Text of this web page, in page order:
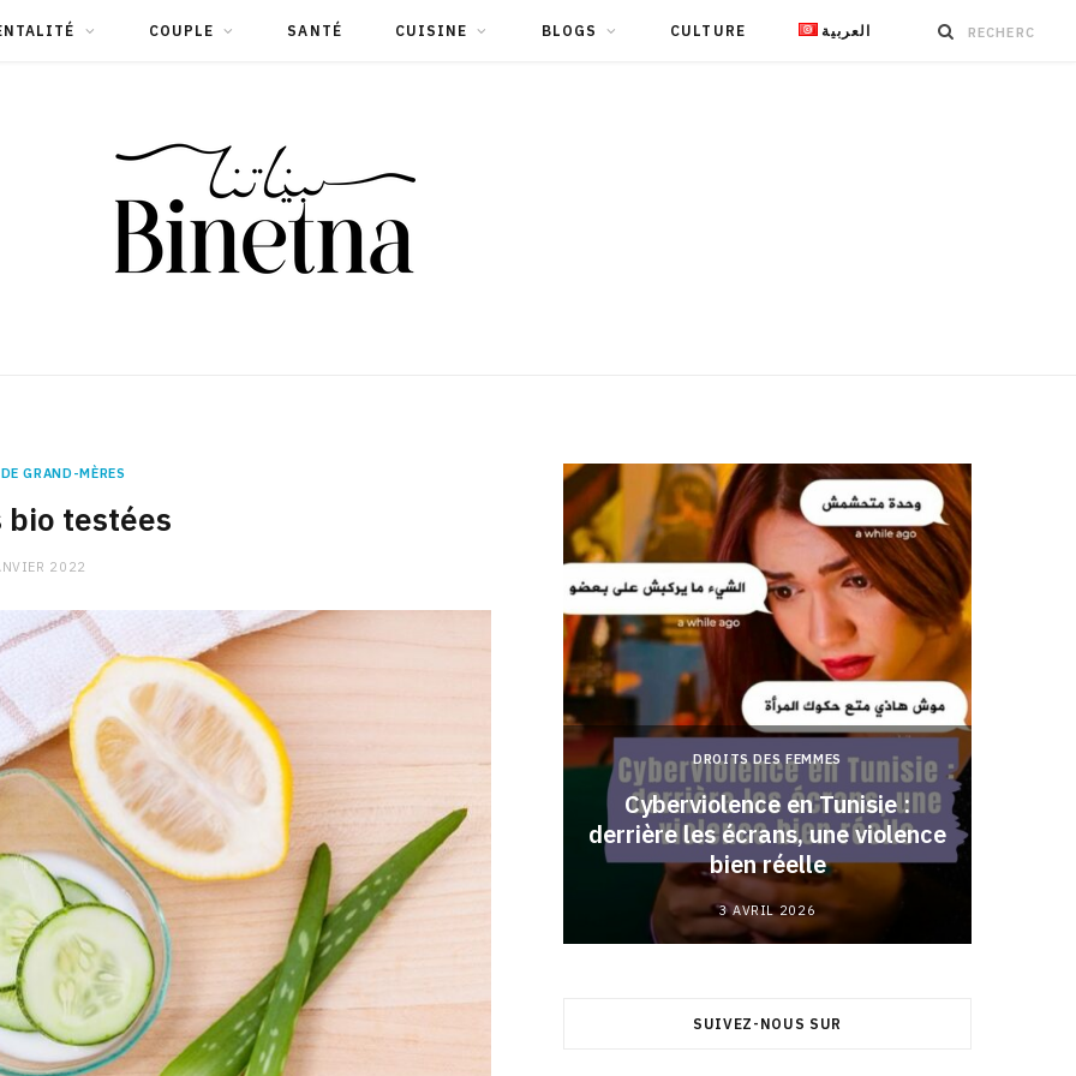
COUPLE SANTÉ CUISINE BLOGS CULTURE العربية
GRAND-MÈRES
bio testées
2022
Stress après le travail :
comment relâcher la pression
9 JANVIER 2026
DROITS DES FEMMES
Cyberviolence en Tunisie :
derrière les écrans, une violence
bien réelle
3 AVRIL 2026
SUIVEZ-NOUS SUR